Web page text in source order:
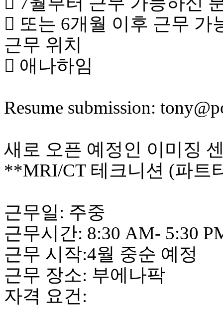
 또는 6개월 이후 근무 가
근무 위치
 애나하임
Resume submission:
새로 오픈 예정인 이미징
**MRI/CT 테크니션 (파트
근무일: 주중
근무시간: 8:30 AM- 5:30
근무 시작:4월 중순 예정
근무 장소: 부에나팍
자격 요건: